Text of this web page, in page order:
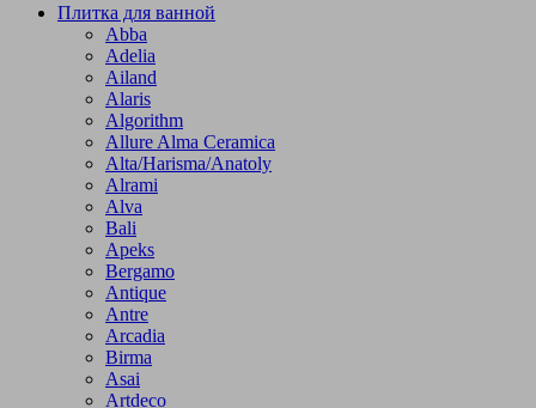
Плитка для ванной
Abba
Adelia
Ailand
Alaris
Algorithm
Allure Alma Ceramica
Alta/Harisma/Anatoly
Alrami
Alva
Bali
Apeks
Bergamo
Antique
Antre
Arcadia
Birma
Asai
Artdeco